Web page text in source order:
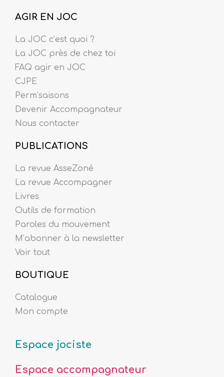
AGIR EN JOC
La JOC c’est quoi ?
La JOC près de chez toi
FAQ agir en JOC
CJPE
Perm’saisons
Devenir Accompagnateur
Nous contacter
PUBLICATIONS
La revue AsseZoné
La revue Accompagner
Livres
Outils de formation
Paroles du mouvement
M’abonner à la newsletter
Voir tout
BOUTIQUE
Catalogue
Mon compte
Espace jociste
Espace accompagnateur